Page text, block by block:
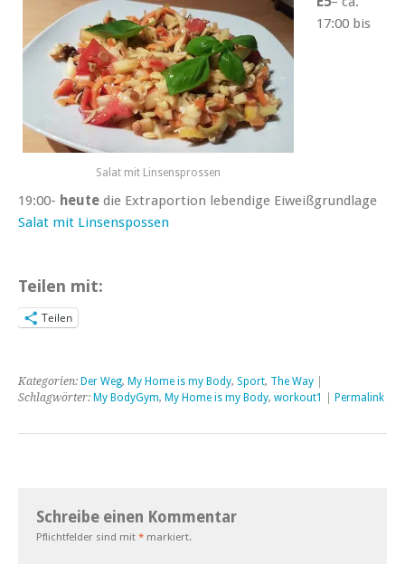
Salat mit Linsensprossen
17:00 bis
19:00- heute die Extraportion lebendige Eiweißgrundlage
Salat mit Linsenspossen
Teilen mit:
Teilen
Kategorien: Der Weg, My Home is my Body, Sport, The Way
Schlagwörter: My BodyGym, My Home is my Body, workout1 Permalink
Schreibe einen Kommentar
Pflichtfelder sind mit * markiert.